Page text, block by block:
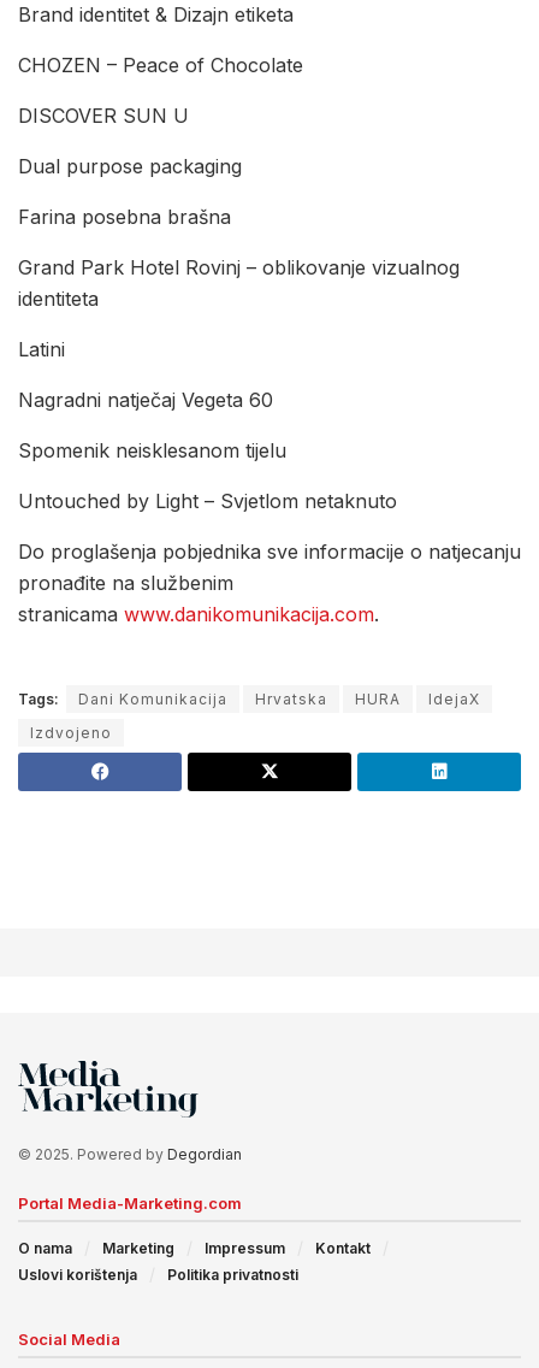
Brand identitet & Dizajn etiketa
CHOZEN – Peace of Chocolate
DISCOVER SUN U
Dual purpose packaging
Farina posebna brašna
Grand Park Hotel Rovinj – oblikovanje vizualnog
identiteta
Latini
Nagradni natječaj Vegeta 60
Spomenik neisklesanom tijelu
Untouched by Light – Svjetlom netaknuto
Do proglašenja pobjednika sve informacije o natjecanju
pronađite na službenim
stranicama www.danikomunikacija.com.
Tags: Dani Komunikacija Hrvatska HURA
IdejaX
Izdvojeno
© 2025. Powered by Degordian
Portal Media-Marketing.com
O nama Marketing Impressum
Kontakt
Uslovi korištenja
Politika privatnosti
Social Media